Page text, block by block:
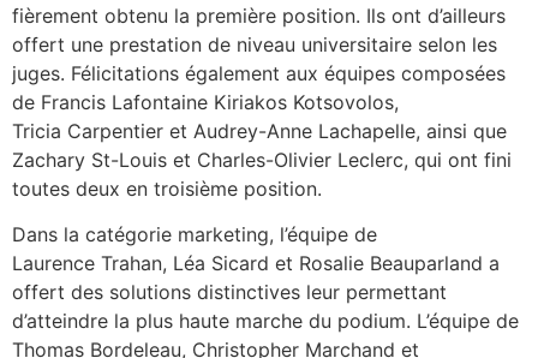
fièrement obtenu la première position. Ils ont d’ailleurs
offert une prestation de niveau universitaire selon les
juges. Félicitations également aux équipes composées
de Francis Lafontaine Kiriakos Kotsovolos,
Tricia Carpentier et Audrey-Anne Lachapelle, ainsi que
Zachary St-Louis et Charles-Olivier Leclerc, qui ont fini
toutes deux en troisième position.
Dans la catégorie marketing, l’équipe de
Laurence Trahan, Léa Sicard et Rosalie Beauparland a
offert des solutions distinctives leur permettant
d’atteindre la plus haute marche du podium. L’équipe de
Thomas Bordeleau, Christopher Marchand et